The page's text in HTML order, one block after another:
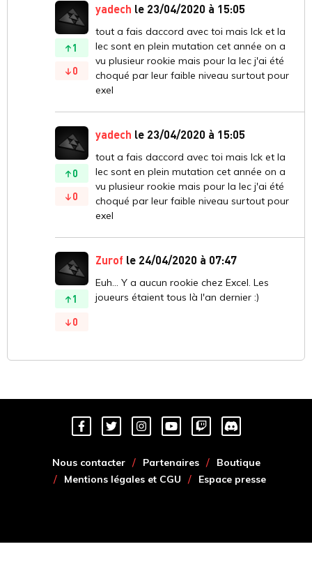
1
0
yadech le 23/04/2020 à 15:05
tout a fais daccord avec toi mais lck et la
lec sont en plein mutation cet année on a
vu plusieur rookie mais pour la lec j'ai été
choqué par leur faible niveau surtout pour
exel
0
0
yadech le 23/04/2020 à 15:05
tout a fais daccord avec toi mais lck et la
lec sont en plein mutation cet année on a
vu plusieur rookie mais pour la lec j'ai été
choqué par leur faible niveau surtout pour
exel
1
0
Zurof le 24/04/2020 à 07:47
Euh... Y a aucun rookie chez Excel. Les
joueurs étaient tous là l'an dernier :)
Nous contacter Partenaires
Boutique
Mentions légales et CGU
Espace presse